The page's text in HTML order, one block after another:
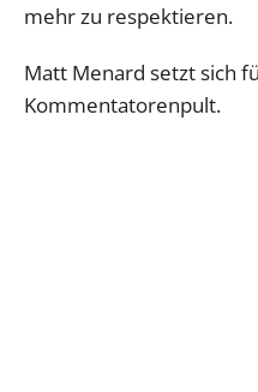
mehr zu respektieren.
Matt Menard setzt sich
Kommentatorenpult.